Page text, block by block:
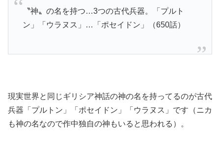
〝神〟の名を持つ…3つの古代兵器。「プルト
ン」「ウラヌス」…「ポセイドン」（650話）
現実世界と同じギリシア神話の神の名を持ってるのが古代
兵器「プルトン」「ポセイドン」「ウラヌス」です（ニカ
も神の名なので作中独自の神もいると思われる）。